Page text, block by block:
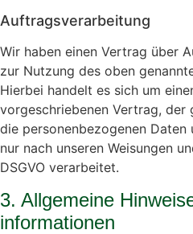
Auftragsverarbeitung
Wir haben einen Vertrag über
zur Nutzung des oben
Hierbei handelt es sich um
vorgeschriebenen Vertrag, der
die personenbezogenen Daten
nur nach unseren Weisungen
DSGVO verarbeitet.
3. Allgemeine
informationen